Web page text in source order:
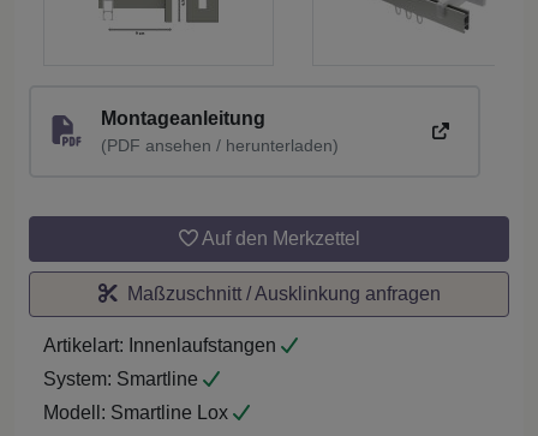
Montageanleitung
(PDF ansehen / herunterladen)
Auf den Merkzettel
Maßzuschnitt / Ausklinkung anfragen
Artikelart: Innenlaufstangen
System: Smartline
Modell: Smartline Lox